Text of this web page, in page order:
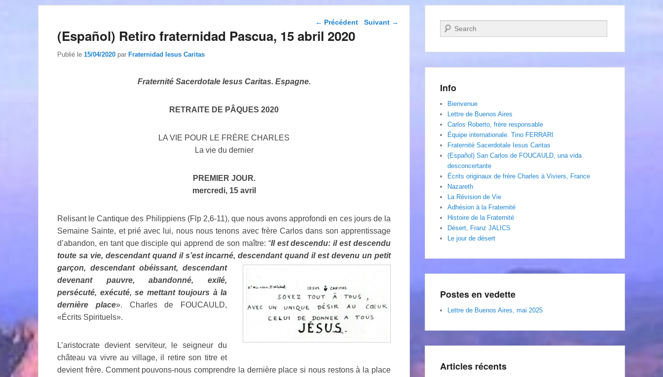
Navigation dans les
← Précédent Suivant →
(Español) Retiro fraternidad Pascua, 15 abril 2020
Publié le 15/04/2020 par Fraternidad Iesus Caritas
Fraternité Sacerdotale Iesus Caritas. Espagne.
RETRAITE DE PÂQUES 2020
LA VIE POUR LE FRÈRE CHARLES
La vie du dernier
PREMIER JOUR.
mercredi, 15 avril
Relisant le Cantique des Philippiens (Flp 2,6-11), que nous avons approfondi en ces jours de la
Semaine Sainte, et prié avec lui, nous nous tenons avec frère Carlos dans son apprentissage
d’abandon, en tant que disciple qui apprend de son maître: “Il est descendu: il est descendu
toute sa vie, descendant quand il s’est incarné,descendant quand il est devenu un petit
garçon, descendant obéissant, descendant
devenant pauvre, abandonné, exilé,
persécuté, exécuté, se mettant toujours à la
dernière place». Charles de FOUCAULD,
«Écrits Spirituels».
L’aristocrate devient serviteur, le seigneur du
château va vivre au village, il retire son titre et
devient frère. Comment pouvons-nous comprendre la dernière place si nous restons à la place
Recherche
Info
Bienvenue
Lettre de Buenos Aires
Carlos Roberto, frère responsable
Équipe internationale. Tino FERRARI
Fraternité Sacerdotale Iesus Caritas
(Español) San Carlos de FOUCAULD, una vida
desconcertante
Écrits originaux de frère Charles à Viviers, France
Nazareth
La Révision de Vie
Adhésion à la Fraternité
Histoire de la Fraternité
Désert, Franz JALICS
Le jour de désert
Postes en vedette
Lettre de Buenos Aires, mai 2025
Articles récents